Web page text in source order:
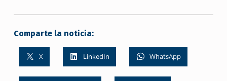
Comparte la noticia:
X LinkedIn WhatsApp